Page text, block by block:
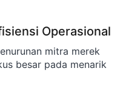
Operasional
mitra merek
besar pada menarik